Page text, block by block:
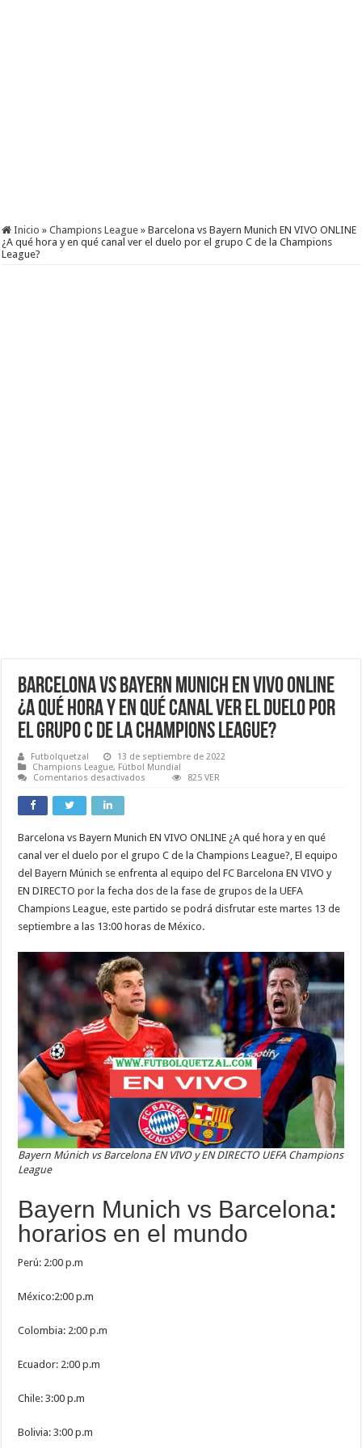
Inicio » Champions League » Barcelona vs Bayern Munich EN VIVO ONLINE
¿A qué hora y en qué canal ver el duelo por el grupo C de la Champions
League?
Barcelona vs Bayern Munich EN VIVO ONLINE
¿A qué hora y en qué canal ver el duelo por
el grupo C de la Champions League?
Futbolquetzal
13 de septiembre de 2022
Champions League, Fútbol Mundial
Comentarios desactivados
VIVO
ONLINE
¿A
qué
y
en
qué
canal
duelo
por
el
grupo
C
de
la
Champions
League?
825 VER
Barcelona vs Bayern Munich EN VIVO ONLINE ¿A qué hora y en qué
canal ver el duelo por el grupo C de la Champions League?, El equipo
del Bayern Múnich se enfrenta al equipo del FC Barcelona EN VIVO y
EN DIRECTO por la fecha dos de la fase de grupos de la UEFA
Champions League, este partido se podrá disfrutar este martes 13 de
septiembre a las 13:00 horas de México.
Bayern Múnich vs Barcelona EN VIVO y EN DIRECTO UEFA Champions
League
Bayern Munich vs Barcelona:
horarios en el mundo
Perú: 2:00 p.m
México:2:00 p.m
Colombia: 2:00 p.m
Ecuador: 2:00 p.m
Chile: 3:00 p.m
Bolivia: 3:00 p.m